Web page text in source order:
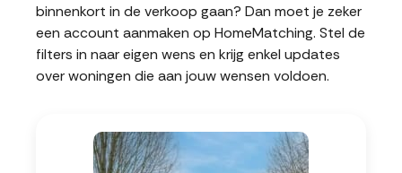
binnenkort in de verkoop gaan? Dan moet je zeker
een account aanmaken op HomeMatching. Stel de
filters in naar eigen wens en krijg enkel updates
over woningen die aan jouw wensen voldoen.